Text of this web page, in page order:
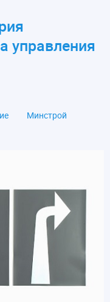
управления
Минстрой